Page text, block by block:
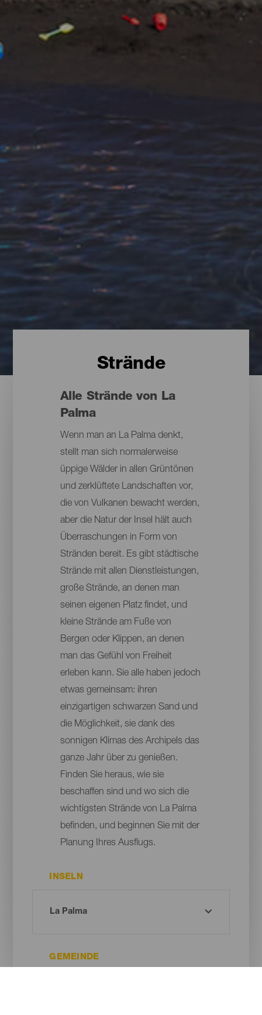
Strände
Alle Strände von La
Palma
Wenn man an La Palma denkt,
stellt man sich normalerweise
üppige Wälder in allen Grüntönen
und zerklüftete Landschaften vor,
die von Vulkanen bewacht werden,
aber die Natur der Insel hält auch
Überraschungen in Form von
Stränden bereit. Es gibt städtische
Strände mit allen Dienstleistungen,
große Strände, an denen man
seinen eigenen Platz findet, und
kleine Strände am Fuße von
Bergen oder Klippen, an denen
man das Gefühl von Freiheit
erleben kann. Sie alle haben jedoch
etwas gemeinsam: ihren
einzigartigen schwarzen Sand und
die Möglichkeit, sie dank des
sonnigen Klimas des Archipels das
ganze Jahr über zu genießen.
Finden Sie heraus, wie sie
beschaffen sind und wo sich die
wichtigsten Strände von La Palma
befinden, und beginnen Sie mit der
Planung Ihres Ausflugs.
INSELN
GEMEINDE